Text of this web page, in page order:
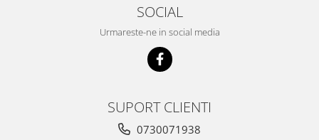
SOCIAL
Urmareste-ne in social media
SUPORT CLIENTI
0730071938